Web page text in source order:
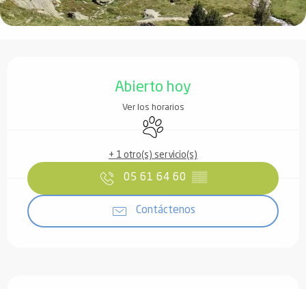
Abierto hoy
Ver los horarios
Se aceptan animales
+ 1 otro(s) servicio(s)
05 61 64 60 ▒▒
Contáctenos